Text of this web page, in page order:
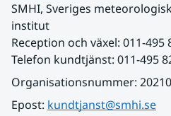
SMHI, Sveriges
institut
Reception och växel: 011-495
Telefon kundtjänst: 011-495
Organisationsnummer:
Epost: kundtjanst@smhi.se